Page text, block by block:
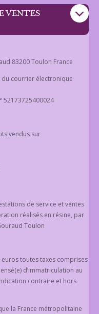
VENTES
83200 Toulon France
du courrier électronique
52173725400024
vendus sur
de service et ventes
réalisés en résine, par
Toulon
toutes taxes comprises
d’immatriculation au
contraire et hors
la France métropolitaine